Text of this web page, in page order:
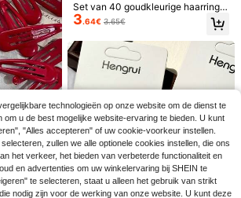
elegante
van gaa
ges
2 stuks glanzende vlinderhaarclips
met kwastjes, ombré vlinderhaarcli
ps, schattige haaraccessoires voor
dagelijks gebruik en bruiloften, ges
chikt voor tieners
4.58€
haarspel
glanzende
rode
meisjes, da
haaracce
in Rood Vrouwen Haar Accessoires
Set van 40 goudkleurige haarringe
n, accessoires voor streetstyle vlec
hten, modieuze haarclips voor vrou
wen, zomerse strandhaardecoratie,
vakantie, reizen, hoofdaccessoires,
festival, verjaardag
3.64€ 3.65€
technologieën op onze website om de dienst te
om u de best mogelijke website-ervaring te bieden. U kunt
"Alles accepteren" of uw cookie-voorkeur instellen.
zullen we alle optionele cookies instellen, die ons
het verkeer, het bieden van verbeterde functionaliteit en
en advertenties om uw winkelervaring bij SHEIN te
te selecteren, staat u alleen het gebruik van strikt
nodig zijn voor de werking van onze website. U kunt deze